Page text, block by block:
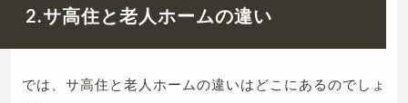
2.サ高住と老人ホームの違い
では、サ高住と老人ホームの違いはどこにあるのでしょ